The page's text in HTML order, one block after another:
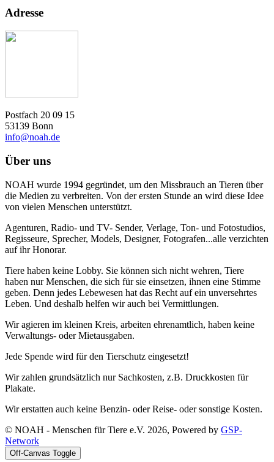
Adresse
Postfach 20 09 15
53139 Bonn
info@noah.de
Über uns
NOAH wurde 1994 gegründet, um den Missbrauch an Tieren über
die Medien zu verbreiten. Von der ersten Stunde an wird diese Idee
von vielen Menschen unterstützt.
Agenturen, Radio- und TV- Sender, Verlage, Ton- und Fotostudios,
Regisseure, Sprecher, Models, Designer, Fotografen...alle verzichten
auf ihr Honorar.
Tiere haben keine Lobby. Sie können sich nicht wehren, Tiere
haben nur Menschen, die sich für sie einsetzen, ihnen eine Stimme
geben. Denn jedes Lebewesen hat das Recht auf ein unversehrtes
Leben. Und deshalb helfen wir auch bei Vermittlungen.
Wir agieren im kleinen Kreis, arbeiten ehrenamtlich, haben keine
Verwaltungs- oder Mietausgaben.
Jede Spende wird für den Tierschutz eingesetzt!
Wir zahlen grundsätzlich nur Sachkosten, z.B. Druckkosten für
Plakate.
Wir erstatten auch keine Benzin- oder Reise- oder sonstige Kosten.
© NOAH - Menschen für Tiere e.V. 2026, Powered by GSP-
Network
Off-Canvas Toggle